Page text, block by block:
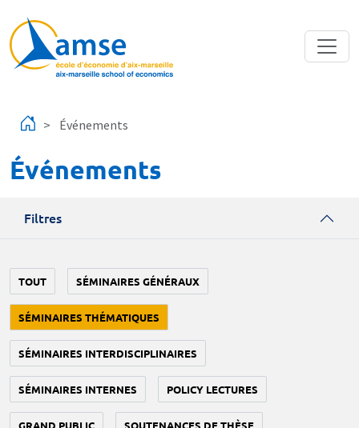
Événements
Événements
Filtres
TOUT SÉMINAIRES GÉNÉRAUX
SÉMINAIRES THÉMATIQUES
SÉMINAIRES INTERDISCIPLINAIRES
SÉMINAIRES INTERNES POLICY LECTURES
GRAND PUBLIC SOUTENANCES DE THÈSE